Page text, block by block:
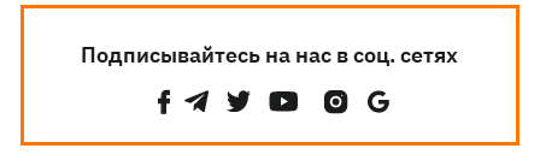
Подписывайтесь на нас в соц. сетях